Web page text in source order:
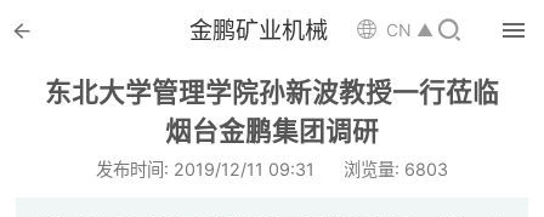
 金鹏矿业机械 CN ▲ 
东北大学管理学院孙新波教授一行莅临
烟台金鹏集团调研
发布时间: 2019/12/11 09:31 浏览量: 6803
 首页

